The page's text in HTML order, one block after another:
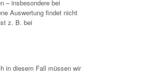
– insbesondere bei
Auswertung findet nicht
z. B. bei
in diesem Fall müssen wir